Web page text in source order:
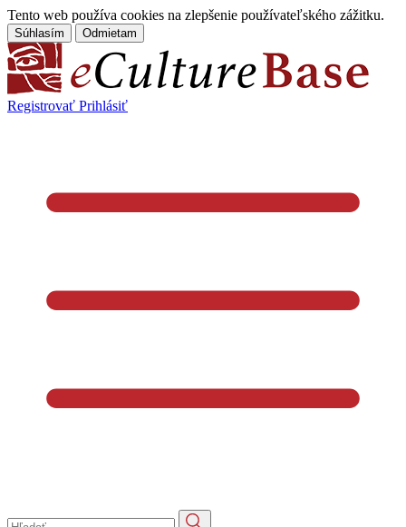
Tento web používa cookies na zlepšenie používateľského zážitku.
Súhlasím Odmietam
Registrovať Prihlásiť